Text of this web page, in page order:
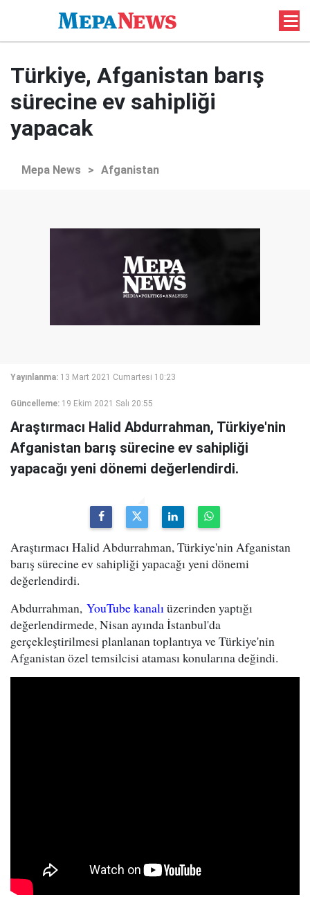
Türkiye, Afganistan barış
sürecine ev sahipliği
yapacak
Mepa News > Afganistan
Yayınlanma: 13 Mart 2021 Cumartesi 10:23
Güncelleme: 19 Ekim 2021 Salı 20:55
Araştırmacı Halid Abdurrahman, Türkiye'nin
Afganistan barış sürecine ev sahipliği
yapacağı yeni dönemi değerlendirdi.
Araştırmacı Halid Abdurrahman, Türkiye'nin Afganistan
barış sürecine ev sahipliği yapacağı yeni dönemi
değerlendirdi.
Abdurrahman, YouTube kanalıüzerinden yaptığı
değerlendirmede, Nisan ayında İstanbul'da
gerçekleştirilmesi planlanan toplantıya ve Türkiye'nin
Afganistan özel temsilcisi ataması konularına değindi.